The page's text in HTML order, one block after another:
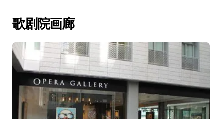
歌剧院画廊